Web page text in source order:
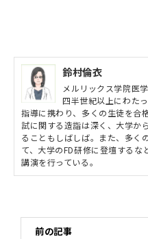
鈴村倫衣
メルリックス学院医
四半世紀以上にわた
指導に携わり、多くの生徒を合
試に関する造詣は深く、大学か
ることもしばしば。また、多く
て、大学のFD研修に登壇する
講演を行っている。
前の記事